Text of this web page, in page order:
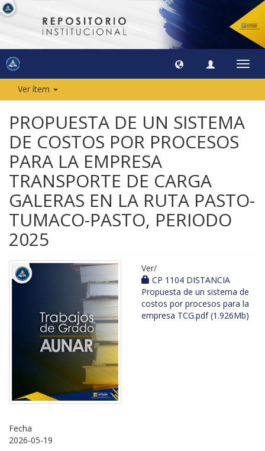
Ver ítem
PROPUESTA DE UN SISTEMA
DE COSTOS POR PROCESOS
PARA LA EMPRESA
TRANSPORTE DE CARGA
GALERAS EN LA RUTA PASTO-
TUMACO-PASTO, PERIODO
2025
Ver/
CP 1104 DISTANCIA
Propuesta de un sistema de
costos por procesos para la
empresa TCG.pdf (1.926Mb)
Fecha
2026-05-19